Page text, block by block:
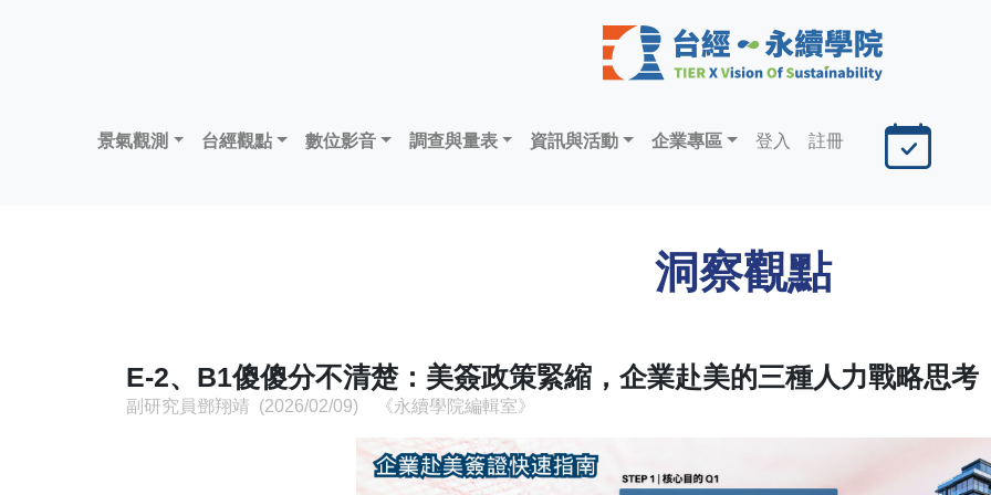
景氣觀測 台經觀點 數位影音 調查與量表 資訊與活動 企業專區 登入 註冊
洞察觀點
E-2、B1傻傻分不清楚：美簽政策緊縮，企業赴美的三種人力戰略思考
副研究員鄧翔靖 (2026/02/09) 《永續學院編輯室》